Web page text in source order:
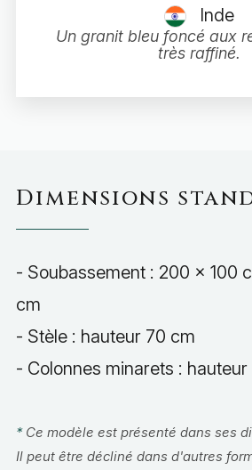
Inde
Un granit bleu foncé aux
très raffiné.
Dimensions
- Soubassement : 200 x 100
cm
- Stèle : hauteur 70 cm
- Colonnes minarets :
*Ce modèle est présenté dans ses
Il peut être décliné dans d'autres